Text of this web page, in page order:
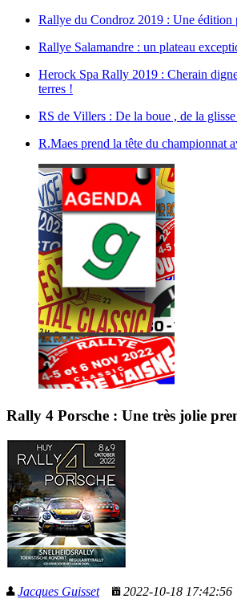
Rallye du Condroz 2019 : Une édition
Rallye Salamandre : un plateau
Herock Spa Rally 2019 : Cherain
terres !
RS de Villers : De la boue , de la glisse
R.Maes prend la tête du championnat
Rally 4 Porsche : Une très jolie
Jacques Guisset
2022-10-18 17:42:56